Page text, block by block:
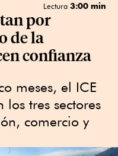
Lectura 3:00 min
por
de la
confianza
meses, el ICE
los tres sectores
comercio y